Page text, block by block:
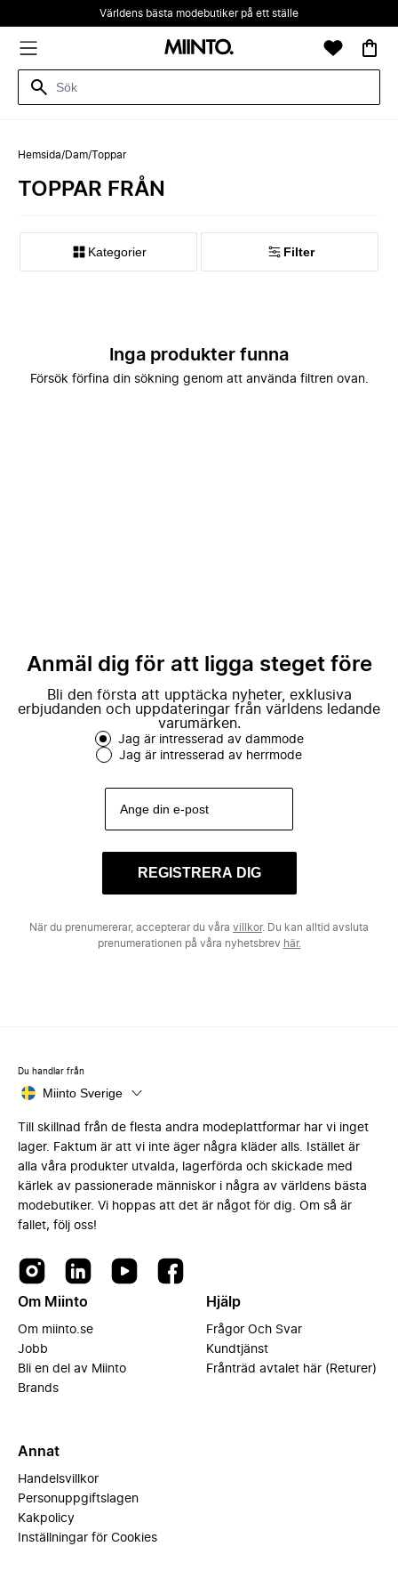
Världens bästa modebutiker på ett ställe
Hemsida/Dam/Toppar
TOPPAR FRÅN
Kategorier Filter
Inga produkter funna
Försök förfina din sökning genom att använda filtren ovan.
Anmäl dig för att ligga steget före
Bli den första att upptäcka nyheter, exklusiva
erbjudanden och uppdateringar från världens ledande
varumärken.
Jag är intresserad av dammode
Jag är intresserad av herrmode
REGISTRERA DIG
När du prenumererar, accepterar du våra villkor. Du kan alltid avsluta
prenumerationen på våra nyhetsbrev här.
Du handlar från
Miinto Sverige
Till skillnad från de flesta andra modeplattformar har vi inget
lager. Faktum är att vi inte äger några kläder alls. Istället är
alla våra produkter utvalda, lagerförda och skickade med
kärlek av passionerade människor i några av världens bästa
modebutiker. Vi hoppas att det är något för dig. Om så är
fallet, följ oss!
Om Miinto
Om miinto.se
Jobb
Bli en del av Miinto
Brands
Hjälp
Frågor Och Svar
Kundtjänst
Frånträd avtalet här (Returer)
Annat
Handelsvillkor
Personuppgiftslagen
Kakpolicy
Inställningar för Cookies